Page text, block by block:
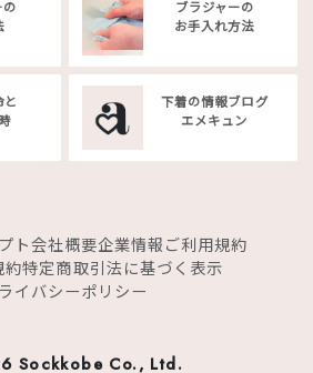
の
ブラジャーの
お手入れ方法
下着の情報ブログ
エメキュン
ト会社概要企業情報 ご利用規約
約特定商取引法に基づく表示
イバシーポリシー
Sockkobe Co., Ltd.